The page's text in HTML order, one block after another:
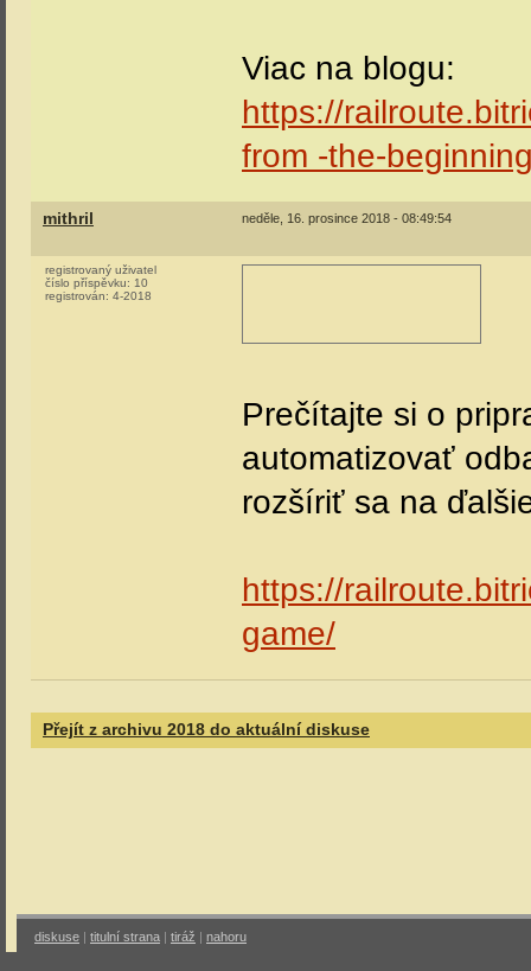
Viac na blogu:
https://
from -the-
mithril neděle, 16. prosince 2018 - 08:49:54
registrovaný uživatel
číslo příspěvku: 10
registrován: 4-2018
Prečítajte si o
automatizovať
rozšíriť sa na
https://
game/
Přejít z archivu 2018 do aktuální diskuse
diskuse | titulní strana | tiráž | nahoru